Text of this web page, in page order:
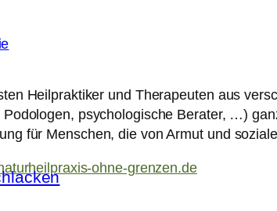
Heilpraktiker und Therapeuten aus
psychologische Berater, …)
für Menschen, die von Armut und
ohne-grenzen.de